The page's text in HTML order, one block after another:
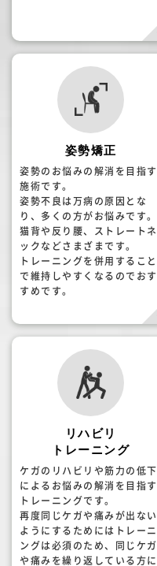
姿勢矯正
姿勢のお悩みの解消を目指す
施術です。
姿勢不良は万病の原因とな
り、多くの方がお悩みです。
猫背や反り腰、ストレートネ
ックなどさまざまです。
トレーニングを併用すること
で維持しやすくなるのでおす
すめです。
リハビリ
トレーニング
ケガのリハビリや筋力の低下
によるお悩みの解消を目指す
トレーニングです。
再度同じケガや痛みが出ない
ようにするためにはトレーニ
ングは必須のため、同じケガ
や痛みを繰り返している方に